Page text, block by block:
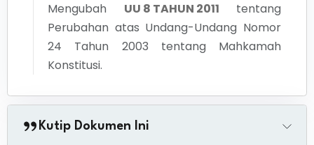
Mengubah
UU 8 TAHUN 2011
tentang
Perubahan atas Undang-Undang Nomor
24 Tahun 2003 tentang Mahkamah
Konstitusi.
Kutip Dokumen Ini